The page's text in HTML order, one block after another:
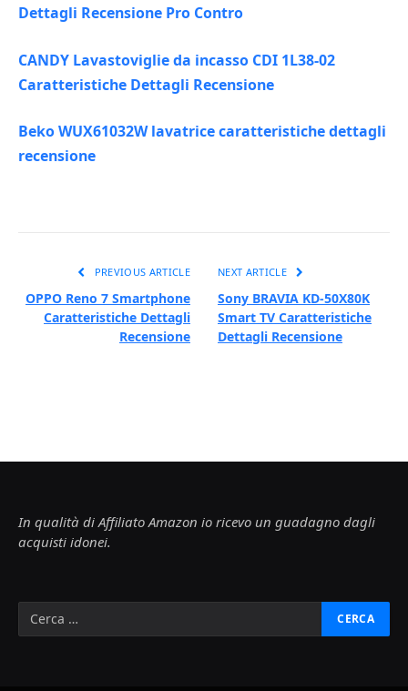
Dettagli Recensione Pro Contro
CANDY Lavastoviglie da incasso CDI 1L38-02
Caratteristiche Dettagli Recensione
Beko WUX61032W lavatrice caratteristiche dettagli
recensione
PREVIOUS ARTICLE
OPPO Reno 7 Smartphone
Caratteristiche Dettagli
Recensione
NEXT ARTICLE
Sony BRAVIA KD-50X80K
Smart TV Caratteristiche
Dettagli Recensione
In qualità di Affiliato Amazon io ricevo un guadagno dagli
acquisti idonei.